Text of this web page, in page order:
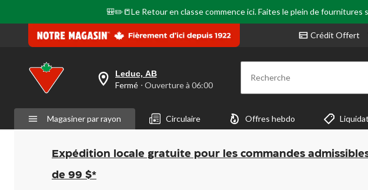
🎒✏️📒Le Retour en classe commence ici. Faites le plein de
Crédit Offert
votre
est
Leduc,
AB,
Fermé,
Ouverture
à
Leduc, AB
Fermé ⋅ Ouverture à 06:00 Recherche
Magasiner par rayon Circulaire Offres hebdo
Expédition locale gratuite pour les commandes
de 99 $*